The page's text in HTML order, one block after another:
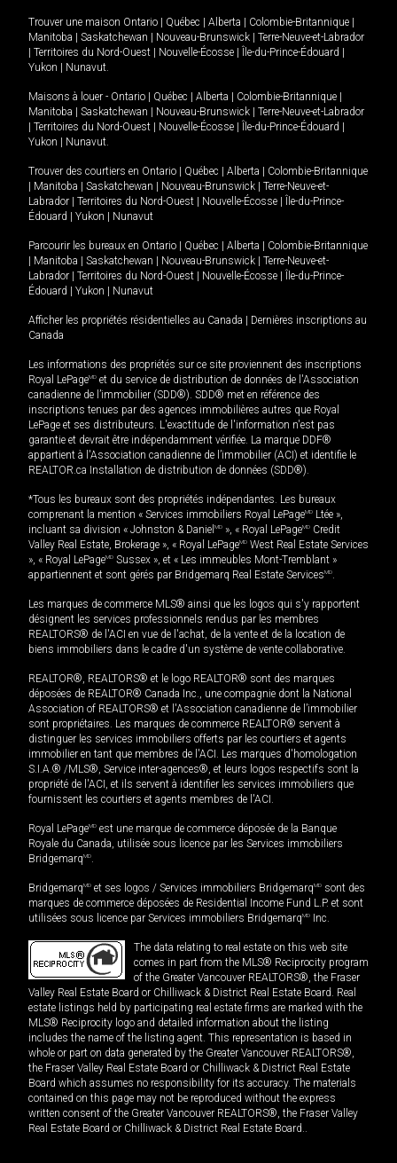
Trouver une maison Ontario Québec Alberta Colombie-Britannique
Manitoba
Saskatchewan Nouveau-Brunswick
Terre-Neuve-et-Labrador
Territoires du Nord-Ouest Nouvelle-Écosse Île-du-Prince-Édouard
Yukon
Nunavut.
Maisons à louer - Ontario Québec Alberta Colombie-Britannique
Manitoba
Saskatchewan Nouveau-Brunswick
Terre-Neuve-et-Labrador
Territoires du Nord-Ouest Nouvelle-Écosse Île-du-Prince-Édouard
Yukon
Nunavut.
Trouver des courtiers en Ontario Québec Alberta
Colombie-Britannique
Manitoba Saskatchewan Nouveau-Brunswick
Terre-Neuve-et-
Labrador
Territoires du Nord-Ouest Nouvelle-Écosse
Île-du-Prince-
Édouard
Yukon Nunavut
Parcourir les bureaux en Ontario Québec Alberta
Colombie-Britannique
Manitoba Saskatchewan Nouveau-Brunswick
Terre-Neuve-et-
Labrador
Territoires du Nord-Ouest Nouvelle-Écosse
Île-du-Prince-
Édouard
Yukon Nunavut
Afficher les propriétés résidentielles au Canada
Dernières inscriptions au
Canada
Les informations des propriétés sur ce site proviennent des inscriptions
Royal LePageMD et du service de distribution de données de l'Association
canadienne de l’immobilier (SDD®). SDD® met en référence des
inscriptions tenues par des agences immobilières autres que Royal
LePage et ses distributeurs. L'exactitude de l'information n'est pas
garantie et devrait être indépendamment vérifiée. La marque DDF®
appartient à l'Association canadienne de l’immobilier (ACI) et identifie le
REALTOR.ca Installation de distribution de données (SDD®).
*Tous les bureaux sont des propriétés indépendantes. Les bureaux
comprenant la mention « Services immobiliers Royal LePageMD Ltée »,
incluant sa division « Johnston & Daniel MD », « Royal LePageMD Credit
Valley Real Estate, Brokerage », « Royal LePageMD West Real Estate Services
», « Royal LePageMD Sussex », et « Les immeubles Mont-Tremblant »
appartiennent et sont gérés par Bridgemarq Real Estate ServicesMD.
Les marques de commerce MLS® ainsi que les logos qui s'y rapportent
désignent les services professionnels rendus par les membres
REALTORS® de l'ACI en vue de l'achat, de la vente et de la location de
biens immobiliers dans le cadre d'un système de vente collaborative.
REALTOR®, REALTORS® et le logo REALTOR® sont des marques
déposées de REALTOR® Canada Inc., une compagnie dont la National
Association of REALTORS® et l'Association canadienne de l’immobilier
sont propriétaires. Les marques de commerce REALTOR® servent à
distinguer les services immobiliers offerts par les courtiers et agents
immobilier en tant que membres de l'ACI. Les marques d'homologation
S.I.A.® /MLS®, Service inter-agences®, et leurs logos respectifs sont la
propriété de l'ACI, et ils servent à identifier les services immobiliers que
fournissent les courtiers et agents membres de l'ACI.
Royal LePageMD est une marque de commerce déposée de la Banque
Royale du Canada, utilisée sous licence par les Services immobiliers
BridgemarqMD.
BridgemarqMD et ses logos / Services immobiliers BridgemarqMD sont des
marques de commerce déposées de Residential Income Fund L.P. et sont
utilisées sous licence par Services immobiliers BridgemarqMD Inc.
The data relating to real estate on this web site
comes in part from the MLS® Reciprocity program
of the Greater Vancouver REALTORS®, the Fraser
Valley Real Estate Board or Chilliwack & District Real Estate Board. Real
estate listings held by participating real estate firms are marked with the
MLS® Reciprocity logo and detailed information about the listing
includes the name of the listing agent. This representation is based in
whole or part on data generated by the Greater Vancouver REALTORS®,
the Fraser Valley Real Estate Board or Chilliwack & District Real Estate
Board which assumes no responsibility for its accuracy. The materials
contained on this page may not be reproduced without the express
written consent of the Greater Vancouver REALTORS®, the Fraser Valley
Real Estate Board or Chilliwack & District Real Estate Board..